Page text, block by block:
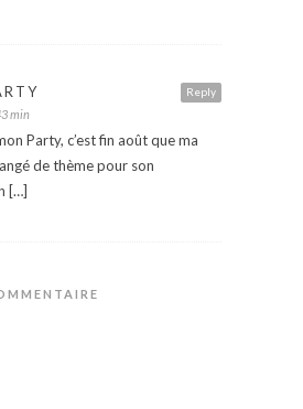
Reply
min
Party, c’est fin août que ma
de thème pour son
[…]